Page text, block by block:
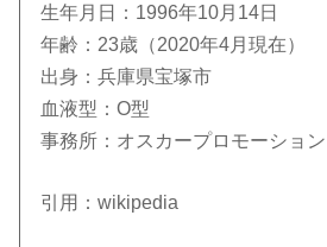
生年月日：1996年10月14日
年齢：23歳（2020年4月現在）
出身：兵庫県宝塚市
血液型：O型
事務所：オスカープロモーション
引用：wikipedia